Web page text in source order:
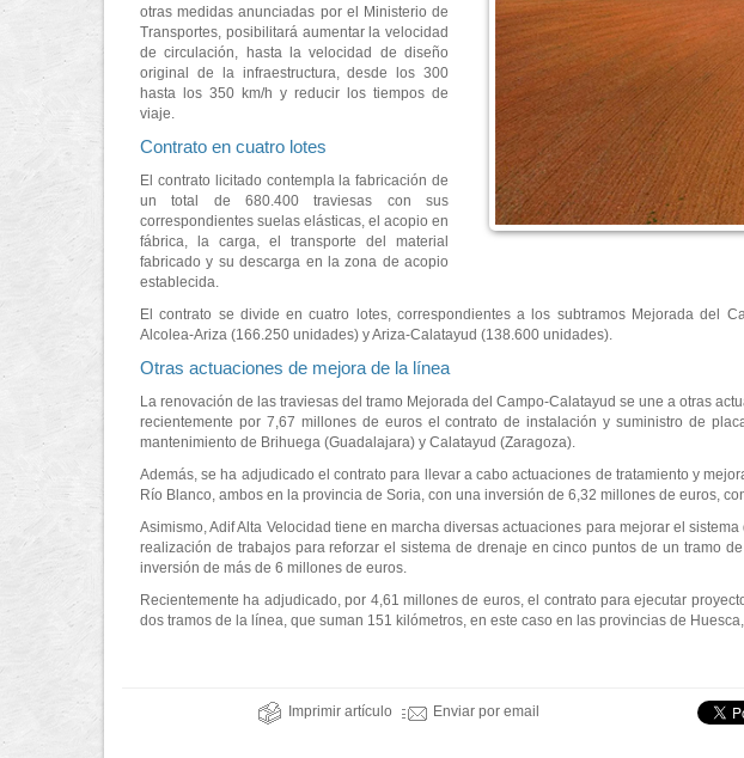
otras medidas anunciadas por el Ministerio de
Transportes, posibilitará aumentar la velocidad
de circulación, hasta la velocidad de diseño
original de la infraestructura, desde los 300
hasta los 350 km/h y reducir los tiempos de
viaje.
Contrato en cuatro lotes
El contrato licitado contempla la fabricación de
un total de 680.400 traviesas con sus
correspondientes suelas elásticas, el acopio en
fábrica, la carga, el transporte del material
fabricado y su descarga en la zona de acopio
establecida.
El contrato se divide en cuatro lotes, correspondientes a los subtramos Mejorada del
Alcolea-Ariza (166.250 unidades) y Ariza-Calatayud (138.600 unidades).
Otras actuaciones de mejora de la línea
La renovación de las traviesas del tramo Mejorada del Campo-Calatayud se une a otras
recientemente por 7,67 millones de euros el contrato de instalación y suministro de
mantenimiento de Brihuega (Guadalajara) y Calatayud (Zaragoza).
Además, se ha adjudicado el contrato para llevar a cabo actuaciones de tratamiento y
Río Blanco, ambos en la provincia de Soria, con una inversión de 6,32 millones de euros,
Asimismo, Adif Alta Velocidad tiene en marcha diversas actuaciones para mejorar el
realización de trabajos para reforzar el sistema de drenaje en cinco puntos de un tramo
inversión de más de 6 millones de euros.
Recientemente ha adjudicado, por 4,61 millones de euros, el contrato para ejecutar
dos tramos de la línea, que suman 151 kilómetros, en este caso en las provincias de
Imprimir artículo Enviar por email